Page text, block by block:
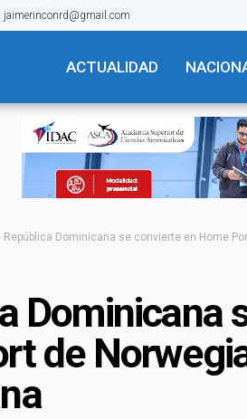
jaimerinconrd@gmail.com
ACTUALIDAD
República Dominicana se convierte en Home
Dominicana
de